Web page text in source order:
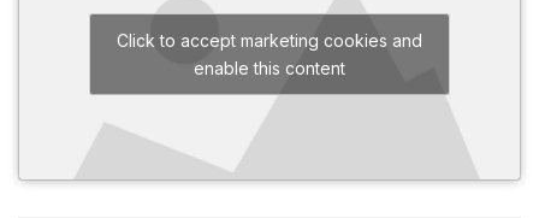
Click to accept marketing cookies and
enable this content